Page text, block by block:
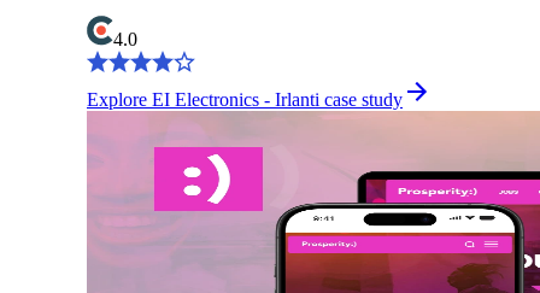
4.0
Explore EI Electronics - Irlanti case study